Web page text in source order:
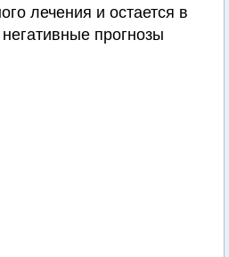
лечения и остается в
прогнозы